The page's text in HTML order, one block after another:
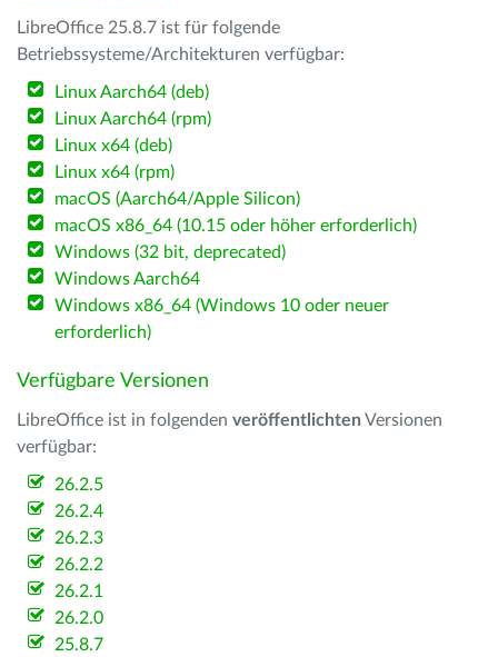
LibreOffice 25.8.7 ist für folgende
Betriebssysteme/Architekturen verfügbar:
Linux Aarch64 (deb)
Linux Aarch64 (rpm)
Linux x64 (deb)
Linux x64 (rpm)
macOS (Aarch64/Apple Silicon)
macOS x86_64 (10.15 oder höher erforderlich)
Windows (32 bit, deprecated)
Windows Aarch64
Windows x86_64 (Windows 10 oder neuer
erforderlich)
Verfügbare Versionen
LibreOffice ist in folgenden veröffentlichten Versionen
verfügbar:
26.2.5
26.2.4
26.2.3
26.2.2
26.2.1
26.2.0
25.8.7